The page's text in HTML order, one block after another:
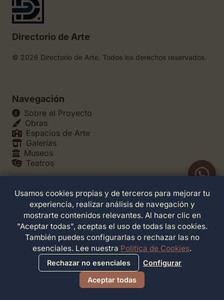
Directorio de Arte
© 2026 Directorio de Arte. Todos los derechos reservados.
Navegación
Sobre el Proyecto
Obras
Espacios de Arte
Galerías
Museos
Teatros
Legales
Política de Privacidad
Política de Cookies
Configuración de Cookies
Términos de Servicio
Contacto
Usamos cookies propias y de terceros para mejorar tu
experiencia, realizar análisis de navegación y
mostrarte contenidos relevantes. Al hacer clic en
"Aceptar todas", aceptas el uso de todas las cookies.
También puedes configurarlas o rechazar las no
esenciales. Lee nuestra Política de Cookies.
Rechazar no esenciales
Configurar
Aceptar todas